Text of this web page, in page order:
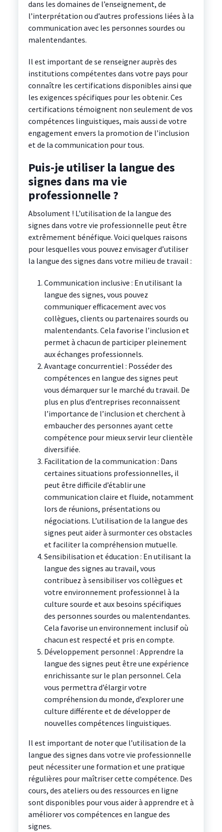
dans les domaines de l’enseignement, de
l’interprétation ou d’autres professions liées à la
communication avec les personnes sourdes ou
malentendantes.
Il est important de se renseigner auprès des
institutions compétentes dans votre pays pour
connaître les certifications disponibles ainsi que
les exigences spécifiques pour les obtenir. Ces
certifications témoignent non seulement de vos
compétences linguistiques, mais aussi de votre
engagement envers la promotion de l’inclusion
et de la communication pour tous.
Puis-je utiliser la langue des
signes dans ma vie
professionnelle ?
Absolument ! L’utilisation de la langue des
signes dans votre vie professionnelle peut être
extrêmement bénéfique. Voici quelques raisons
pour lesquelles vous pouvez envisager d’utiliser
la langue des signes dans votre milieu de travail :
Communication inclusive : En utilisant la
langue des signes, vous pouvez
communiquer efficacement avec vos
collègues, clients ou partenaires sourds ou
malentendants. Cela favorise l’inclusion et
permet à chacun de participer pleinement
aux échanges professionnels.
Avantage concurrentiel : Posséder des
compétences en langue des signes peut
vous démarquer sur le marché du travail. De
plus en plus d’entreprises reconnaissent
l’importance de l’inclusion et cherchent à
embaucher des personnes ayant cette
compétence pour mieux servir leur clientèle
diversifiée.
Facilitation de la communication : Dans
certaines situations professionnelles, il
peut être difficile d’établir une
communication claire et fluide, notamment
lors de réunions, présentations ou
négociations. L’utilisation de la langue des
signes peut aider à surmonter ces obstacles
et faciliter la compréhension mutuelle.
Sensibilisation et éducation : En utilisant la
langue des signes au travail, vous
contribuez à sensibiliser vos collègues et
votre environnement professionnel à la
culture sourde et aux besoins spécifiques
des personnes sourdes ou malentendantes.
Cela favorise un environnement inclusif où
chacun est respecté et pris en compte.
Développement personnel : Apprendre la
langue des signes peut être une expérience
enrichissante sur le plan personnel. Cela
vous permettra d’élargir votre
compréhension du monde, d’explorer une
culture différente et de développer de
nouvelles compétences linguistiques.
Il est important de noter que l’utilisation de la
langue des signes dans votre vie professionnelle
peut nécessiter une formation et une pratique
régulières pour maîtriser cette compétence. Des
cours, des ateliers ou des ressources en ligne
sont disponibles pour vous aider à apprendre et à
améliorer vos compétences en langue des
signes.